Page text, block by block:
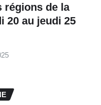
régions de la
20 au jeudi 25